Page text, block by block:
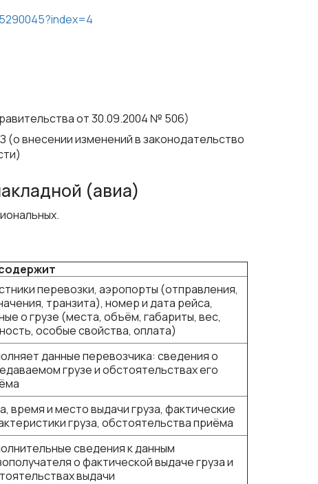
от 30.09.2004 № 506)
внесении изменений в законодательство
(авиа)
перевозки, аэропорты (отправления,
транзита), номер и дата рейса,
о грузе (места, объём, габариты, вес,
особые свойства, оплата)
данные перевозчика: сведения о
грузе и обстоятельствах его
время и место выдачи груза, фактические
груза, обстоятельства приёма
сведения к данным
о фактической выдаче груза и
выдачи